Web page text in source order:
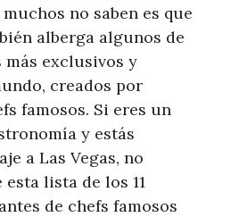
no saben es que
alberga algunos de
exclusivos y
creados por
famosos. Si eres un
y estás
a Las Vegas, no
lista de los 11
de chefs famosos